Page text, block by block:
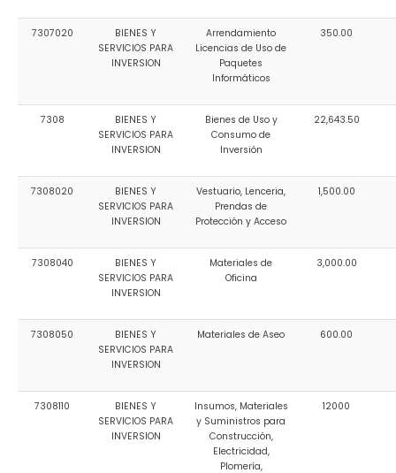
7307020
BIENES Y
SERVICIOS PARA
INVERSION
Arrendamiento
Licencias de Uso de
Paquetes
Informáticos
350.00
7308
BIENES Y
SERVICIOS PARA
INVERSION
Bienes de Uso y
Consumo de
Inversión
22,643.50
7308020
BIENES Y
SERVICIOS PARA
INVERSION
Vestuario, Lenceria,
Prendas de
Protección y Acceso
1,500.00
7308040
BIENES Y
SERVICIOS PARA
INVERSION
Materiales de
Oficina
3,000.00
7308050
BIENES Y
SERVICIOS PARA
INVERSION
Materiales de Aseo 600.00
7308110
BIENES Y
SERVICIOS PARA
INVERSION
Insumos, Materiales
y Suministros para
Construcción,
Electricidad,
Plomería,
12000